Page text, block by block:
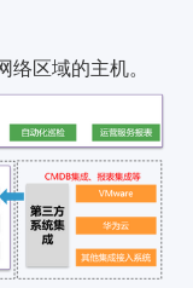
络区域的主机。